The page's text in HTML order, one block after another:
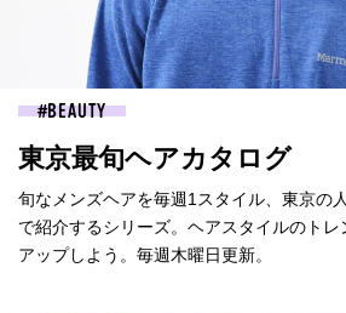
BEAUTY
東京最旬ヘアカタログ
旬なメンズヘアを毎週1スタイル、東京の
で紹介するシリーズ。ヘアスタイルのト
アップしよう。毎週木曜日更新。